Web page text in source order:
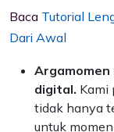
Baca Tutorial
Dari Awal
Argamomen
digital. Kami
tidak hanya
untuk